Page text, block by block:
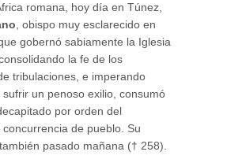
romana, hoy día en Túnez,
, obispo muy esclarecido en
gobernó sabiamente la Iglesia
la fe de los
tribulaciones, e imperando
un penoso exilio, consumó
por orden del
de pueblo. Su
pasado mañana († 258).